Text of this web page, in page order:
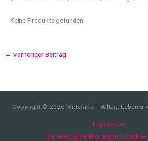
Keine Produkte gefunden.
← Vorheriger Beitrag
Copyright © 2026 Mittelalter - Alltag, Leben
Impressum
Datenschutzerklärung und Cookie-